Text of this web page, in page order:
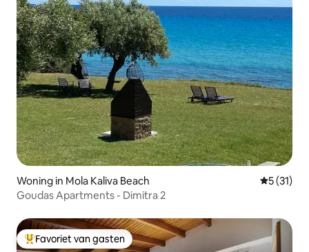
Woning in Mola Kaliva Beach
5 (31)
Goudas Apartments - Dimitra 2
Topfavoriet van gasten
Favoriet van gasten